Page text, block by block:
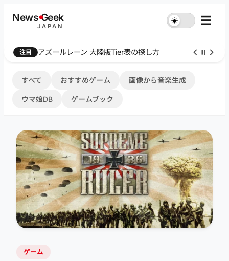
NewsGeek
JAPAN
☀︎ ☰
注目 Farthest Frontier 序盤攻略
すべて おすすめゲーム 画像から音楽生成
ウマ娘DB ゲームブック
ゲーム